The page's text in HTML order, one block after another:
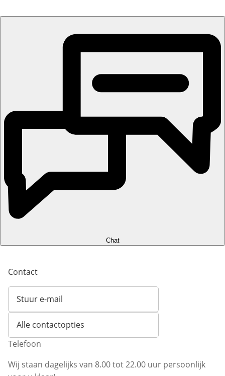
Chat
Contact
Stuur e-mail
Opent e-mailclient
Alle contactopties
Telefoon
Wij staan dagelijks van 8.00 tot 22.00 uur persoonlijk